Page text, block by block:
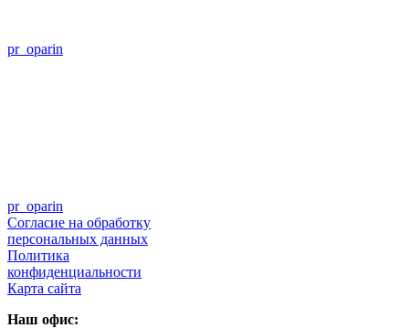
pr_oparin
pr_oparin
Согласие на обработку
персональных данных
Политика
конфиденциальности
Карта сайта
Наш офис: